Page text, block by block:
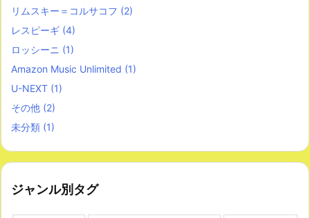
リムスキー＝コルサコフ (2)
レスピーギ (4)
ロッシーニ (1)
Amazon Music Unlimited (1)
U-NEXT (1)
その他 (2)
未分類 (1)
ジャンル別タグ